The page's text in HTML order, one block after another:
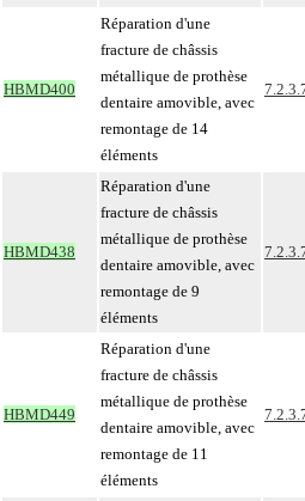
HBMD400
Réparation d'une
fracture de châssis
métallique de prothèse
dentaire amovible, avec
remontage de 14
éléments
HBMD438
Réparation d'une
fracture de châssis
métallique de prothèse
dentaire amovible, avec
remontage de 9
éléments
HBMD449
Réparation d'une
fracture de châssis
métallique de prothèse
dentaire amovible, avec
remontage de 11
éléments